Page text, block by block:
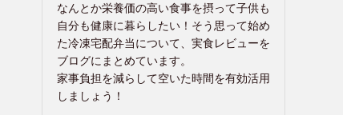
なんとか栄養価の高い食事を摂って子供も
自分も健康に暮らしたい！そう思って始め
た冷凍宅配弁当について、実食レビューを
ブログにまとめています。
家事負担を減らして空いた時間を有効活用
しましょう！